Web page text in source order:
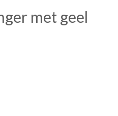
met geel